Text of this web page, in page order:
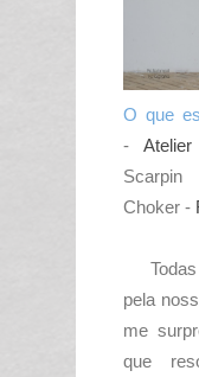
O que
-
Choker -
pela
me
que